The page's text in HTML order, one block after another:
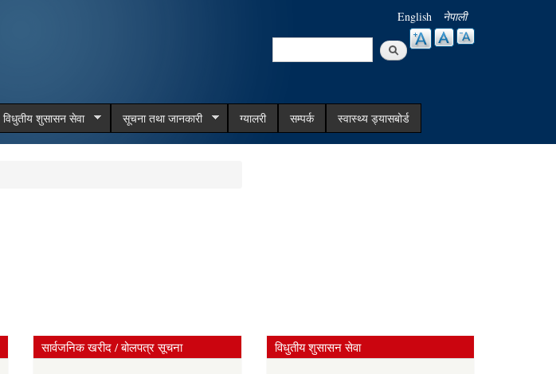
English नेपाली
Search
विधुतीय शुसासन सेवा सूचना तथा जानकारी ग्यालरी सम्पर्क स्वास्थ्य ड्यासबोर्ड
सार्वजनिक खरीद / बोलपत्र सूचना विधुतीय शुसासन सेवा